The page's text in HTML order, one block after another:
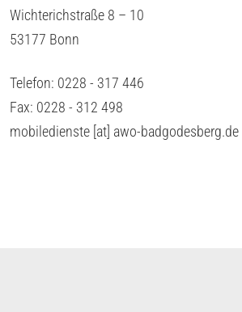
Wichterichstraße 8 – 10
53177 Bonn
Telefon: 0228 - 317 446
Fax: 0228 - 312 498
mobiledienste [at] awo-badgodesberg.de